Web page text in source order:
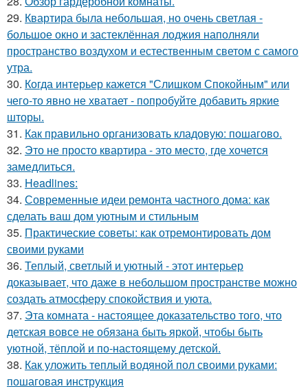
29. Квартира была небольшая, но очень светлая -
большое окно и застеклённая лоджия наполняли
пространство воздухом и естественным светом с самого
утра.
30. Когда интерьер кажется "Слишком Спокойным" или
чего-то явно не хватает - попробуйте добавить яркие
шторы.
31. Как правильно организовать кладовую: пошагово.
32. Это не просто квартира - это место, где хочется
замедлиться.
33. Headlines:
34. Современные идеи ремонта частного дома: как
сделать ваш дом уютным и стильным
35. Практические советы: как отремонтировать дом
своими руками
36. Теплый, светлый и уютный - этот интерьер
доказывает, что даже в небольшом пространстве можно
создать атмосферу спокойствия и уюта.
37. Эта комната - настоящее доказательство того, что
детская вовсе не обязана быть яркой, чтобы быть
уютной, тёплой и по-настоящему детской.
38. Как уложить теплый водяной пол своими руками:
пошаговая инструкция